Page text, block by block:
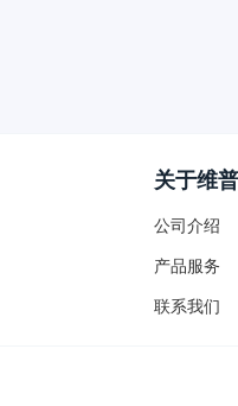
关于维普
公司介绍
产品服务
联系我们